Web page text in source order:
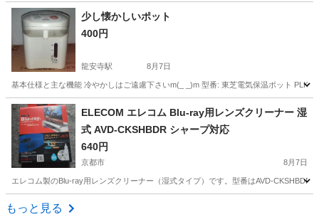
京都 京都市 龍安寺駅 生活家電
少し懐かしいポット
400円
龍安寺駅 8月7日
基本仕様と主な機能 冷やかしはご遠慮下さいm(_ _)m 型番: 東芝電気保温ポット
京都 京都市 キッチン家電 ポット
ELECOM エレコム Blu-ray用レンズクリーナー 湿
式 AVD-CKSHBDR シャープ対応
640円
京都市 8月7日
エレコム製のBlu-ray用レンズクリーナー（湿式タイプ）です。型番はAVD-
京都 京都市
もっと見る